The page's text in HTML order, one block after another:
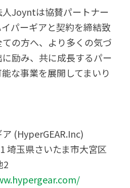
人Joyntは協賛パートナー
パーギアと契約を締結致
の方へ、より多くの気づ
励み、共に成長するパー
な事業を展開してまいり
(HyperGEAR.Inc)
埼玉県さいたま市大宮区
2